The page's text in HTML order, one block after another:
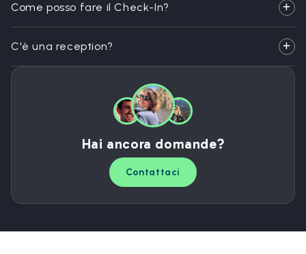
Come posso fare il Check-In?
C'è una reception?
Hai ancora domande?
Contattaci